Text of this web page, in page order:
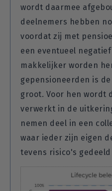
wordt daarmee
deelnemers hebben
voordat zij met
een eventueel
makkelijker worden
gepensioneerden is
groot. Voor hen wordt
verwerkt in de
nemen deel in een
waar ieder zijn eigen
tevens risico's